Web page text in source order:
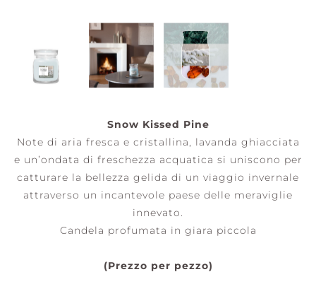
Snow Kissed Pine
Note di aria fresca e cristallina, lavanda ghiacciata
e un’ondata di freschezza acquatica si uniscono per
catturare la bellezza gelida di un viaggio invernale
attraverso un incantevole paese delle meraviglie
innevato.
Candela profumata in giara piccola
(Prezzo per pezzo)